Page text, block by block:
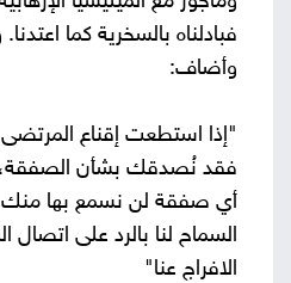
فبادلناه بالسخرية كما
وأضاف:
"إذا استطعت إقناع المرتضى
فقد نُصدقك بشأن الصفقة،
أي صفقة لن نسمع بها
السماح لنا بالرد على اتصال
الافراج عنا"